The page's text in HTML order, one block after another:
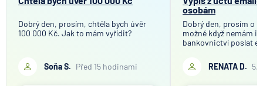
Dobrý den, prosím, chtěla bych úvěr
100 000 Kč. Jak to mám vyřídit?
Soňa S. Před 15 hodinami
osobám
Dobrý den, prosím o
možné když nemám
bankovnictví poslat
RENATA D.